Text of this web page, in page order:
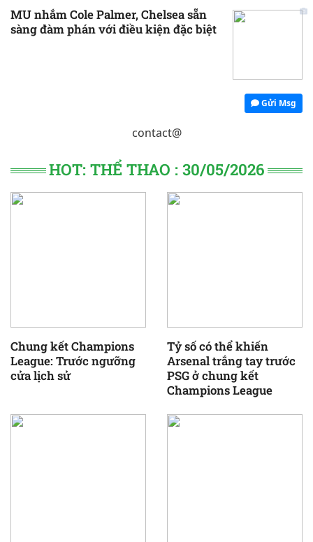
MU nhắm Cole Palmer, Chelsea sẵn
sàng đàm phán với điều kiện đặc biệt
Gửi Msg
contact@
HOT: THỂ THAO : 30/05/2026
Chung kết Champions
League: Trước ngưỡng
cửa lịch sử
Tỷ số có thể khiến
Arsenal trắng tay trước
PSG ở chung kết
Champions League